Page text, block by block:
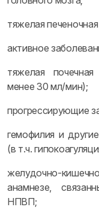
тяжелая
активное
тяжелая
менее 30 мл/мин);
прогрессирующие
гемофилия и
(в т.ч.
желудочно-
анамнезе,
НПВП;